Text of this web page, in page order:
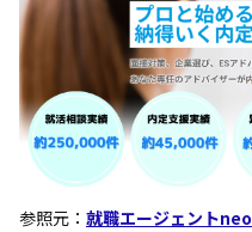
参照元： 就職エージェントneo